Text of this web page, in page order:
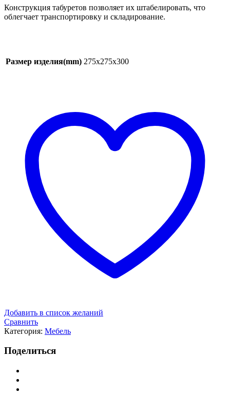
Конструкция табуретов позволяет их штабелировать, что
облегчает транспортировку и складирование.
Размер изделия(mm) 275х275х300
Добавить в список желаний
Сравнить
Категория: Мебель
Поделиться